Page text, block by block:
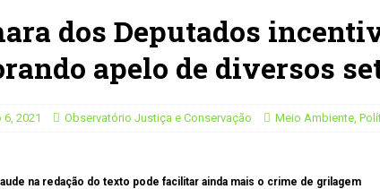
CONSERVAÇÃO (SNUC) – 27 de março de 2025
Parceria fortalece a sinalização no Parque
CIDADANIA
[ novembro 29, 2024 ] Nota de Atenção CIDADANIA
dos Deputados
apelo de diversos
2021 Observatório Justiça e Conservação Meio Ambiente,
na redação do texto pode facilitar ainda mais o crime de grilagem